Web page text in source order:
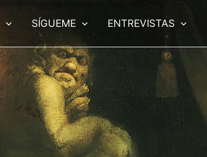
SÍGUEME ENTREVISTAS